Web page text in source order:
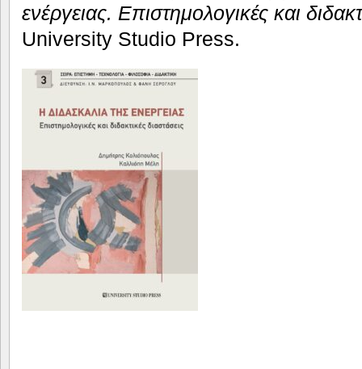
ενέργειας. Επιστημολογικές και
University Studio Press.